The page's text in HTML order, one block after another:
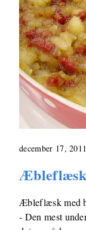
december 17, 2011
Æbleflæsk
Æbleflæsk med
- Den mest